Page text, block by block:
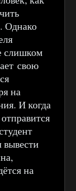
Однако
слишком
свою
на
И когда
на